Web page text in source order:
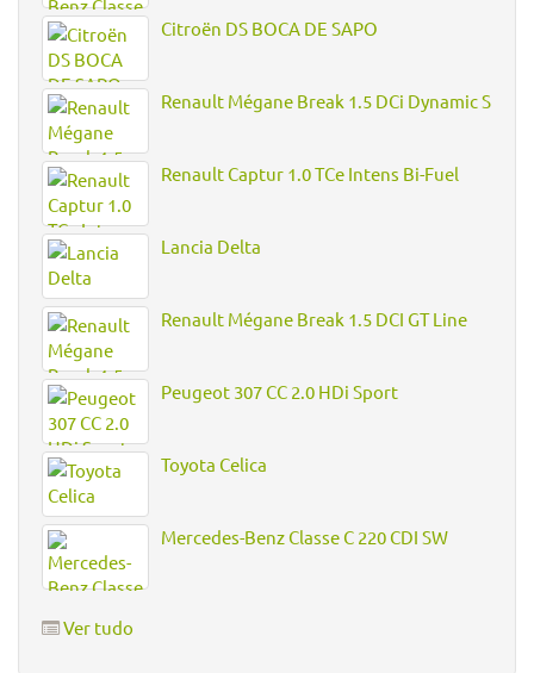
Citroën DS BOCA DE SAPO
Renault Mégane Break 1.5 DCi Dynamic S
Renault Captur 1.0 TCe Intens Bi-Fuel
Lancia Delta
Renault Mégane Break 1.5 DCI GT Line
Peugeot 307 CC 2.0 HDi Sport
Toyota Celica
Mercedes-Benz Classe C 220 CDI SW
Ver tudo